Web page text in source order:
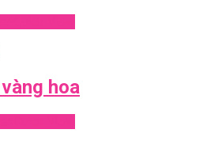
hoa